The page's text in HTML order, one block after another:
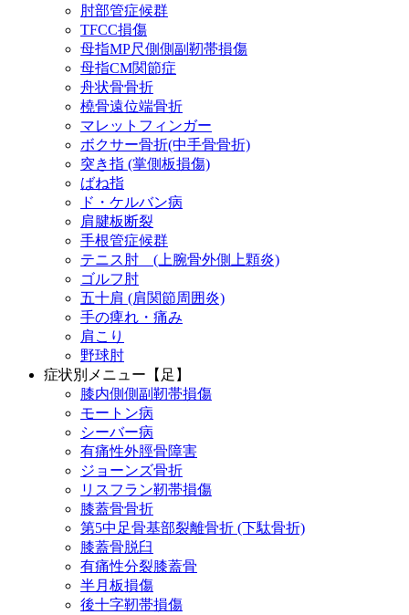
肘部管症候群
TFCC損傷
母指MP尺側側副靭帯損傷
母指CM関節症
舟状骨骨折
橈骨遠位端骨折
マレットフィンガー
ボクサー骨折(中手骨骨折)
突き指 (掌側板損傷)
ばね指
ド・ケルバン病
肩腱板断裂
手根管症候群
テニス肘 (上腕骨外側上顆炎)
ゴルフ肘
五十肩 (肩関節周囲炎)
手の痺れ・痛み
肩こり
野球肘
症状別メニュー【足】
膝内側側副靭帯損傷
モートン病
シーバー病
有痛性外脛骨障害
ジョーンズ骨折
リスフラン靭帯損傷
膝蓋骨骨折
第5中足骨基部裂離骨折 (下駄骨折)
膝蓋骨脱臼
有痛性分裂膝蓋骨
半月板損傷
後十字靭帯損傷